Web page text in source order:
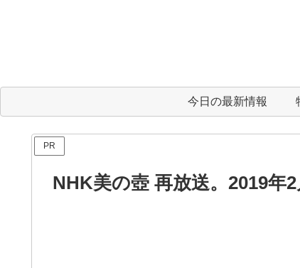
今日の最新情報
PR
NHK美の壺 再放送。2019年